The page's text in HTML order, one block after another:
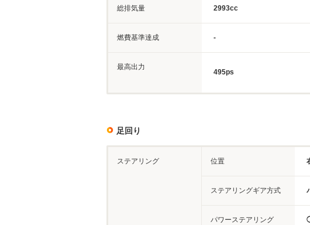
総排気量 2993cc
燃費基準達成
-
最高出力
495ps
足回り
ステアリング 位置
ステアリングギア方式
パワーステアリング